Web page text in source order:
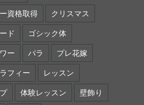
資格取得 クリスマス
ド ゴシック体
ー バラ プレ花嫁
フィー レッスン
体験レッスン 壁飾り